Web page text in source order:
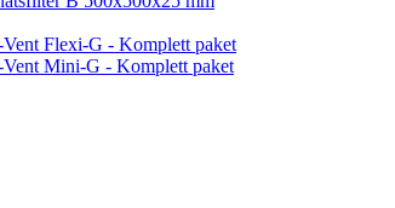
Vent Flexi-G - Komplett paket
Vent Mini-G - Komplett paket